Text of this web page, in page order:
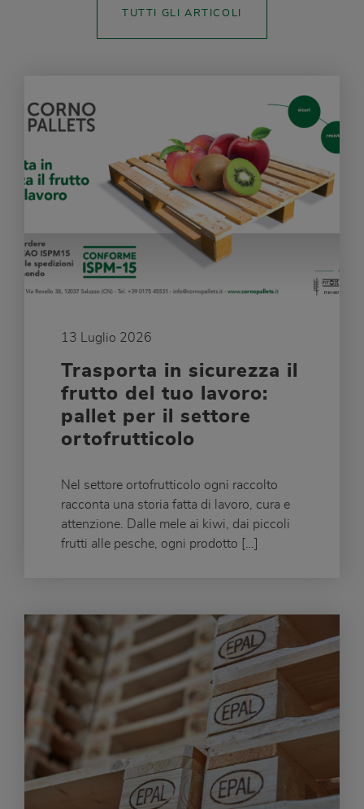
TUTTI GLI ARTICOLI
13 Luglio 2026
Trasporta in sicurezza il
frutto del tuo lavoro:
pallet per il settore
ortofrutticolo
Nel settore ortofrutticolo ogni raccolto
racconta una storia fatta di lavoro, cura e
attenzione. Dalle mele ai kiwi, dai piccoli
frutti alle pesche, ogni prodotto […]